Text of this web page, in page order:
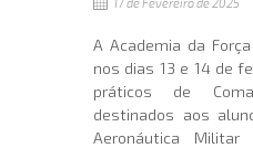
A Academia da
nos dias 13 e 14 de
práticos de
destinados aos
Aeronáutica Militar